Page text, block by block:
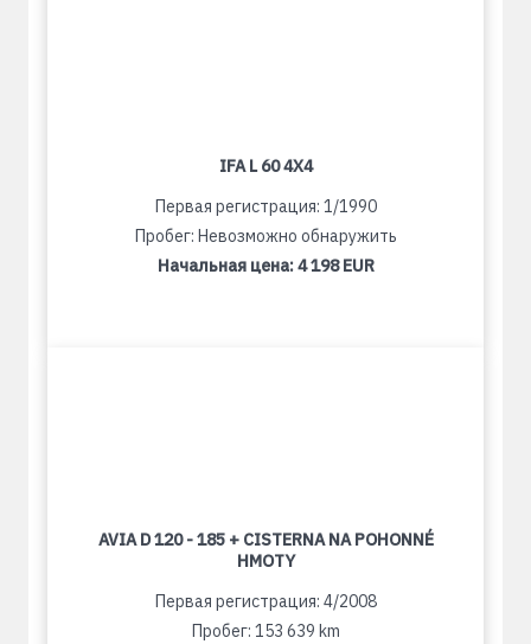
IFA L 60 4X4
Первая регистрация: 1/1990
Пробег: Невозможно обнаружить
Начальная цена:4 198 EUR
AVIA D 120 - 185 + CISTERNA NA POHONNÉ
HMOTY
Первая регистрация: 4/2008
Пробег: 153 639 km